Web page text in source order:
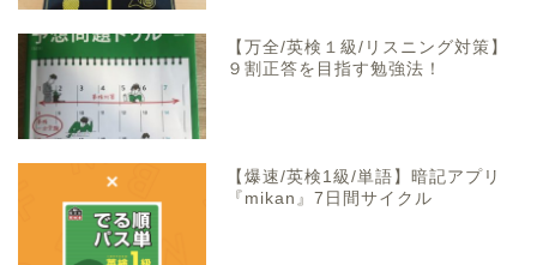
【万全/英検１級/リスニング対策】
９割正答を目指す勉強法！
【爆速/英検1級/単語】暗記アプリ
『mikan』7日間サイクル